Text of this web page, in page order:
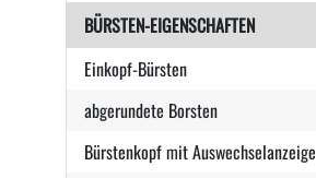
BÜRSTEN-EIGENSCHAFTEN
Einkopf-Bürsten
abgerundete Borsten
Bürstenkopf mit Auswechselanzeige